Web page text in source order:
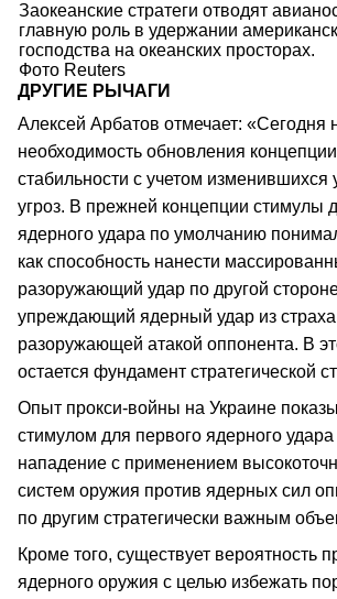
Заокеанские стратеги отводят
главную роль в удержании
господства на океанских просторах.
Фото Reuters
ДРУГИЕ РЫЧАГИ
Алексей Арбатов отмечает: «Сегодня
необходимость обновления концепции
стабильности с учетом изменившихся
угроз. В прежней концепции стимулы
ядерного удара по умолчанию
как способность нанести
разоружающий удар по другой
упреждающий ядерный удар из
разоружающей атакой оппонента. В
остается фундамент стратегической
Опыт прокси-войны на Украине
стимулом для первого ядерного удара
нападение с применением
систем оружия против ядерных сил
по другим стратегически важным
Кроме того, существует вероятность
ядерного оружия с целью избежать